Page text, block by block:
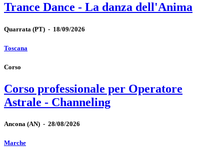
Trance Dance - La danza dell'Anima
Quarrata (PT) - 18/09/2026
Toscana
Corso
Corso professionale per Operatore
Astrale - Channeling
Ancona (AN) - 28/08/2026
Marche